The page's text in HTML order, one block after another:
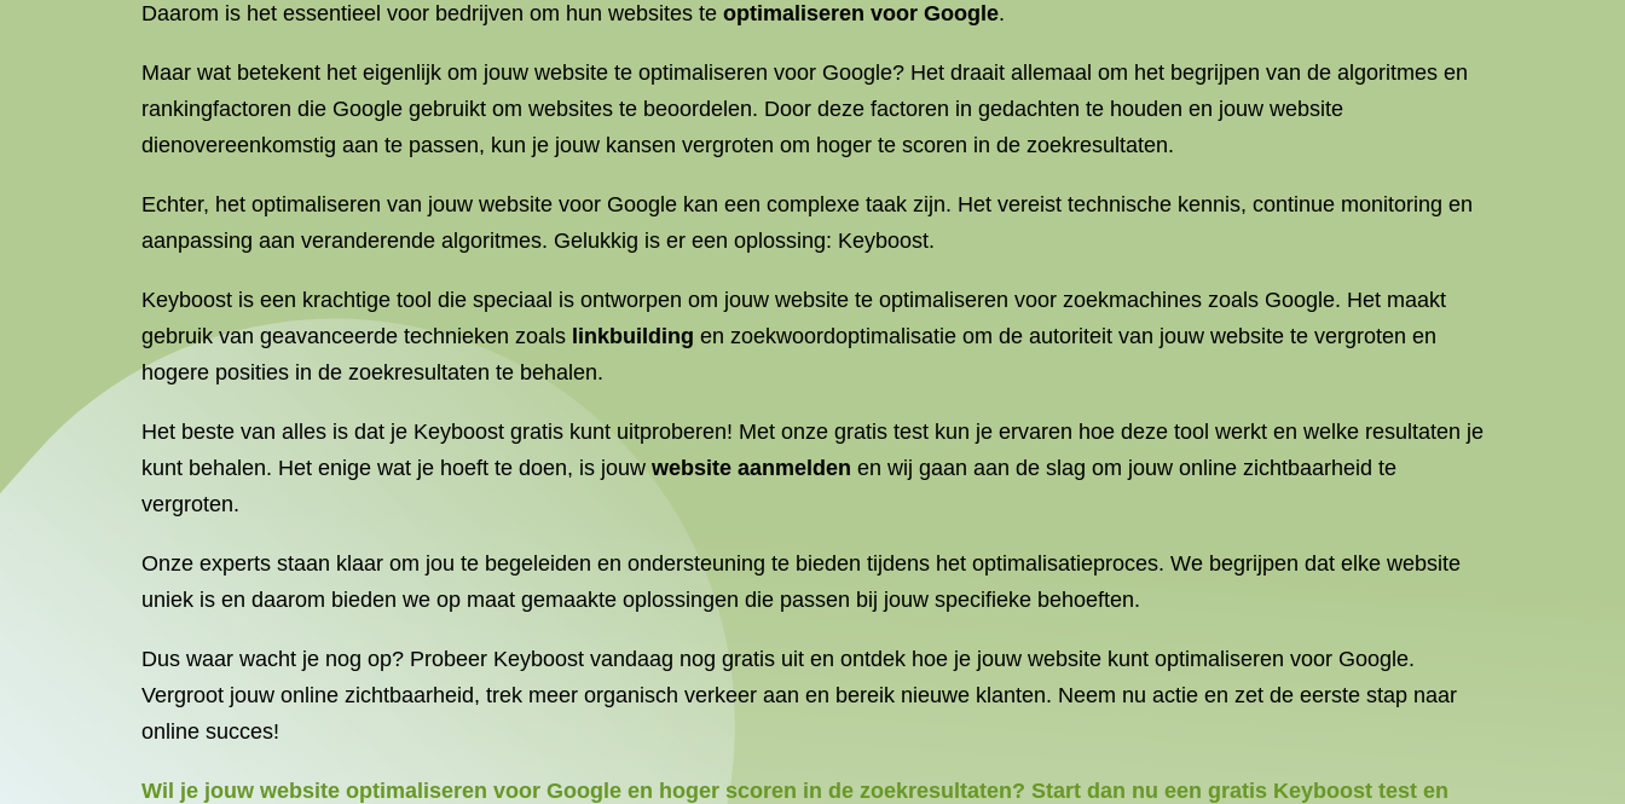
Daarom is het essentieel voor bedrijven om hun websites te optimaliseren voor Google.
Maar wat betekent het eigenlijk om jouw website te optimaliseren voor Google? Het draait allemaal om het begrijpen van de algoritmes en
rankingfactoren die Google gebruikt om websites te beoordelen. Door deze factoren in gedachten te houden en jouw website
dienovereenkomstig aan te passen, kun je jouw kansen vergroten om hoger te scoren in de zoekresultaten.
Echter, het optimaliseren van jouw website voor Google kan een complexe taak zijn. Het vereist technische kennis, continue monitoring en
aanpassing aan veranderende algoritmes. Gelukkig is er een oplossing: Keyboost.
Keyboost is een krachtige tool die speciaal is ontworpen om jouw website te optimaliseren voor zoekmachines zoals Google. Het maakt
gebruik van geavanceerde technieken zoals linkbuilding en zoekwoordoptimalisatie om de autoriteit van jouw website te vergroten en
hogere posities in de zoekresultaten te behalen.
Het beste van alles is dat je Keyboost gratis kunt uitproberen! Met onze gratis test kun je ervaren hoe deze tool werkt en welke resultaten je
kunt behalen. Het enige wat je hoeft te doen, is jouw website aanmelden en wij gaan aan de slag om jouw online zichtbaarheid te
vergroten.
Onze experts staan klaar om jou te begeleiden en ondersteuning te bieden tijdens het optimalisatieproces. We begrijpen dat elke website
uniek is en daarom bieden we op maat gemaakte oplossingen die passen bij jouw specifieke behoeften.
Dus waar wacht je nog op? Probeer Keyboost vandaag nog gratis uit en ontdek hoe je jouw website kunt optimaliseren voor Google.
Vergroot jouw online zichtbaarheid, trek meer organisch verkeer aan en bereik nieuwe klanten. Neem nu actie en zet de eerste stap naar
online succes!
Wil je jouw website optimaliseren voor Google en hoger scoren in de zoekresultaten? Start dan nu een gratis Keyboost test en